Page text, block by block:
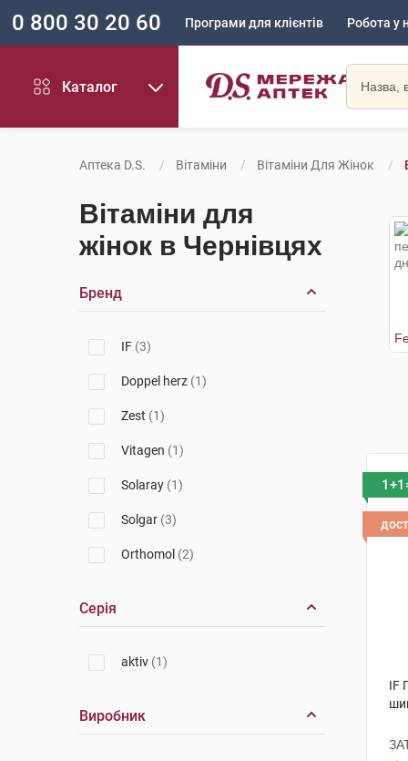
0 800 30 20 60 Програми для клієнтів Робота у
Каталог
Аптека D.S. Вітаміни Вітаміни Для Жінок
Вітаміни для
жінок в Чернівцях
Бренд
IF (3)
Doppel herz (1)
Zest (1)
Vitagen (1)
Solaray (1)
Solgar (3)
Orthomol (2)
Серія
aktiv (1)
Виробник
IF